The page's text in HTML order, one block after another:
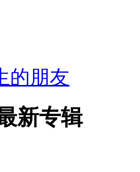
的朋友
新专辑